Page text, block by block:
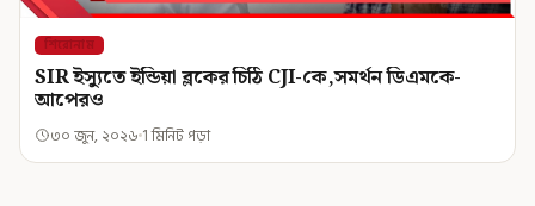
শিরোনাম
SIR ইস্যুতে ইন্ডিয়া ব্লকের চিঠি CJI-কে,সমর্থন ডিএমকে-
আপেরও
৩০ জুন, ২০২৬ 1 মিনিট পড়া